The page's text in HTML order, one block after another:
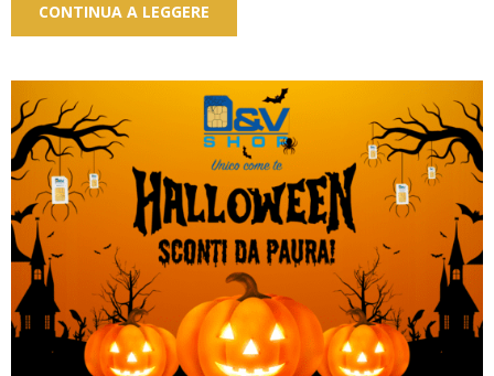
CONTINUA A LEGGERE